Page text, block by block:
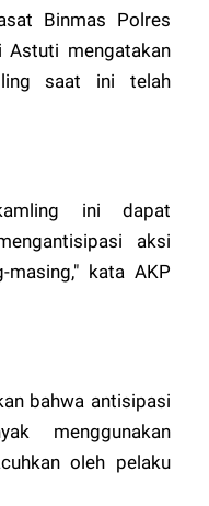
Binmas Polres
Astuti mengatakan
saat ini telah
ini dapat
aksi
masing," kata AKP
bahwa antisipasi
menggunakan
oleh pelaku